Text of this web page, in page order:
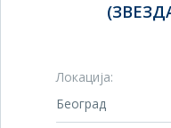
Локација:
Београд